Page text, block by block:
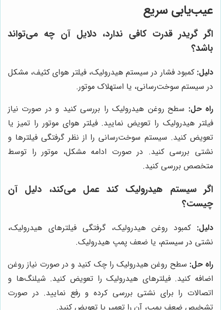
عیب‌یابی سریع
اگر گریدر قدرت کافی ندارد، دلایل آن چه می‌تواند
باشد؟
دلیل: کمبود فشار در سیستم هیدرولیک، فیلتر هوای کثیف، مشکل
در سیستم سوخت‌رسانی، یا استهلاک موتور.
راه حل: سطح روغن هیدرولیک را بررسی کنید و در صورت نیاز
فیلتر هیدرولیک را تعویض نمایید. فیلتر هوای موتور را تمیز یا
تعویض کنید. سیستم سوخت‌رسانی را از نظر گرفتگی فیلترها و
نشتی بررسی کنید. در صورت ادامه مشکل، موتور را توسط
متخصص بررسی کنید.
اگر سیستم هیدرولیک کند عمل می‌کند، دلیل آن
چیست؟
دلیل: کمبود روغن هیدرولیک، گرفتگی فیلترهای هیدرولیک،
نشتی در سیستم، یا ضعف پمپ هیدرولیک.
راه حل: سطح روغن هیدرولیک را چک کنید و در صورت نیاز روغن
اضافه کنید. فیلترهای هیدرولیک را تعویض کنید. شیلنگ‌ها و
اتصالات را برای نشتی بررسی کرده و رفع نمایید. در صورت
تشخیص ضعف پمپ، آن را تعمیر یا تعویض کنید.